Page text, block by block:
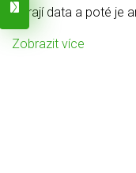
sbírají data a poté je
Zobrazit více